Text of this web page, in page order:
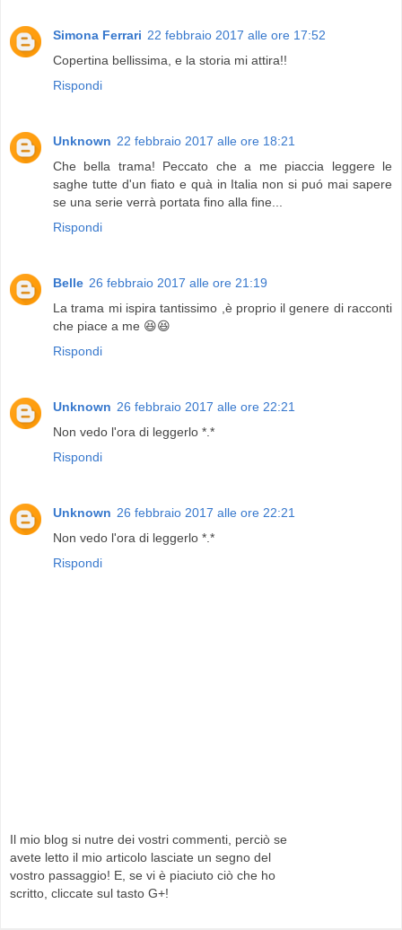
Simona Ferrari 22 febbraio 2017 alle ore 17:52
Copertina bellissima, e la storia mi attira!!
Rispondi
Unknown 22 febbraio 2017 alle ore 18:21
Che bella trama! Peccato che a me piaccia leggere le
saghe tutte d'un fiato e quà in Italia non si puó mai sapere
se una serie verrà portata fino alla fine...
Rispondi
Belle 26 febbraio 2017 alle ore 21:19
La trama mi ispira tantissimo ,è proprio il genere di racconti
che piace a me 😆😆
Rispondi
Unknown 26 febbraio 2017 alle ore 22:21
Non vedo l'ora di leggerlo *.*
Rispondi
Unknown 26 febbraio 2017 alle ore 22:21
Non vedo l'ora di leggerlo *.*
Rispondi
Il mio blog si nutre dei vostri commenti, perciò se
avete letto il mio articolo lasciate un segno del
vostro passaggio! E, se vi è piaciuto ciò che ho
scritto, cliccate sul tasto G+!